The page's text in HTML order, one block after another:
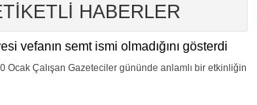
HABERLER
vefanın semt ismi olmadığını gösterdi
Ocak Çalışan Gazeteciler gününde anlamlı bir etkinliğin